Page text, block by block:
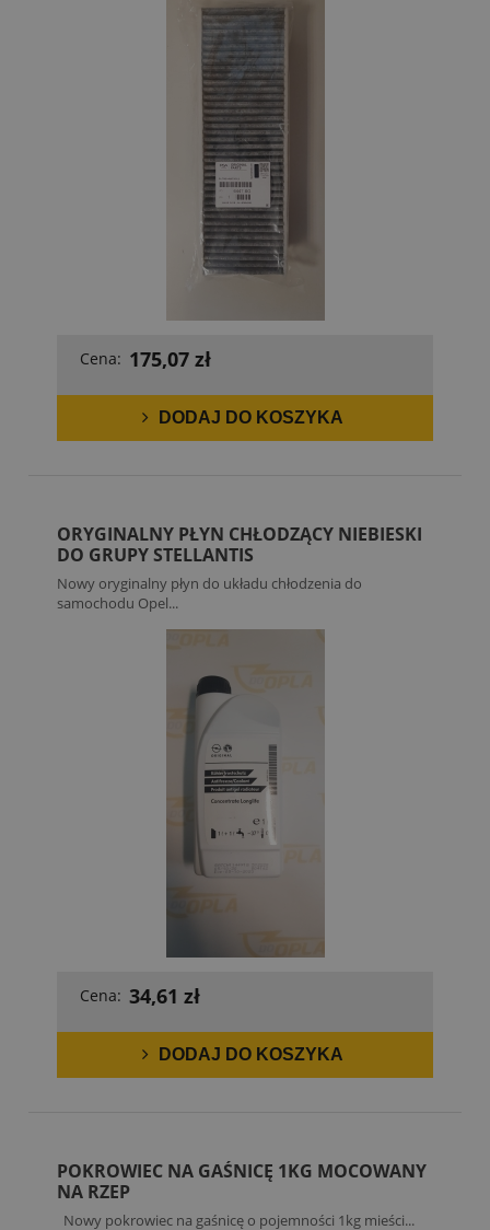
Cena: 175,07 zł
DODAJ DO KOSZYKA
ORYGINALNY PŁYN CHŁODZĄCY NIEBIESKI
DO GRUPY STELLANTIS
Nowy oryginalny płyn do układu chłodzenia do
samochodu Opel...
Cena: 34,61 zł
DODAJ DO KOSZYKA
POKROWIEC NA GAŚNICĘ 1KG MOCOWANY
NA RZEP
Nowy pokrowiec na gaśnicę o pojemności 1kg mieści...